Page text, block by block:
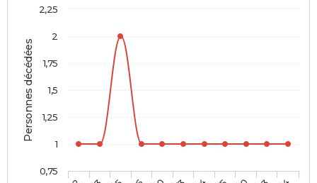
Personnes décédées
0,75
1
1,25
1,5
1,75
2
2,25